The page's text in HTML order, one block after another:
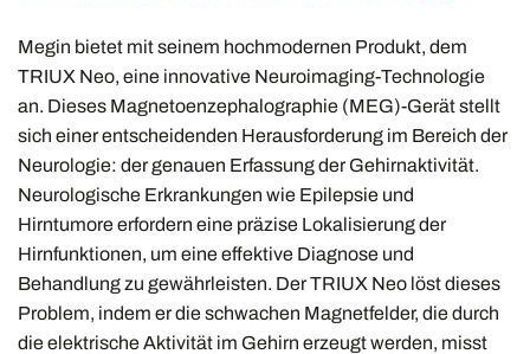
Megin bietet mit seinem hochmodernen Produkt, dem
TRIUX Neo, eine innovative Neuroimaging-Technologie
an. Dieses Magnetoenzephalographie (MEG)-Gerät stellt
sich einer entscheidenden Herausforderung im Bereich der
Neurologie: der genauen Erfassung der Gehirnaktivität.
Neurologische Erkrankungen wie Epilepsie und
Hirntumore erfordern eine präzise Lokalisierung der
Hirnfunktionen, um eine effektive Diagnose und
Behandlung zu gewährleisten. Der TRIUX Neo löst dieses
Problem, indem er die schwachen Magnetfelder, die durch
die elektrische Aktivität im Gehirn erzeugt werden, misst